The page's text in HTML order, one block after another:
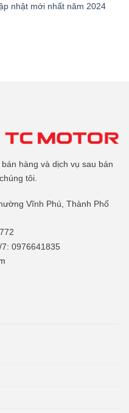
nhật mới nhất năm 2024
hàng và dịch vụ sau bán
tôi.
Vĩnh Phú, Thành Phố
0976641835